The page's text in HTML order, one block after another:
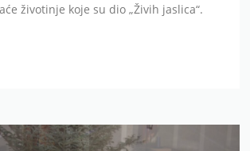
životinje koje su dio „Živih jaslica“.